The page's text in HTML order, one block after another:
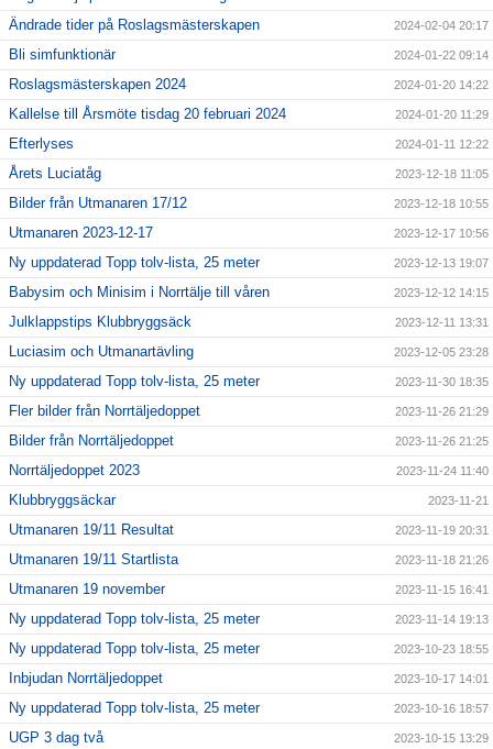
Ändrade tider på Roslagsmästerskapen 2024-02-04 20:17
Bli simfunktionär 2024-01-22 09:14
Roslagsmästerskapen 2024 2024-01-20 14:22
Kallelse till Årsmöte tisdag 20 februari 2024 2024-01-20 11:29
Efterlyses 2024-01-11 12:22
Årets Luciatåg 2023-12-18 11:05
Bilder från Utmanaren 17/12 2023-12-18 10:55
Utmanaren 2023-12-17 2023-12-17 10:56
Ny uppdaterad Topp tolv-lista, 25 meter 2023-12-13 19:07
Babysim och Minisim i Norrtälje till våren 2023-12-12 14:15
Julklappstips Klubbryggsäck 2023-12-11 13:31
Luciasim och Utmanartävling 2023-12-05 23:28
Ny uppdaterad Topp tolv-lista, 25 meter 2023-11-30 18:35
Fler bilder från Norrtäljedoppet 2023-11-26 21:29
Bilder från Norrtäljedoppet 2023-11-26 21:25
Norrtäljedoppet 2023 2023-11-24 11:40
Klubbryggsäckar 2023-11-21
Utmanaren 19/11 Resultat 2023-11-19 20:31
Utmanaren 19/11 Startlista 2023-11-18 21:26
Utmanaren 19 november 2023-11-15 16:41
Ny uppdaterad Topp tolv-lista, 25 meter 2023-11-14 19:13
Ny uppdaterad Topp tolv-lista, 25 meter 2023-10-23 18:55
Inbjudan Norrtäljedoppet 2023-10-17 14:01
Ny uppdaterad Topp tolv-lista, 25 meter 2023-10-16 18:57
UGP 3 dag två 2023-10-15 13:29